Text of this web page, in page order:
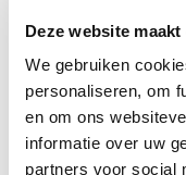
Deze website
We gebruiken
personaliseren, om
en om ons
informatie over uw
partners voor social
KENNIS